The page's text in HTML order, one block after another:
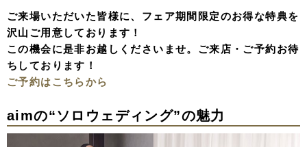
ご来場いただいた皆様に、フェア期間限定のお得な特典を
沢山ご用意しております！
この機会に是非お越しくださいませ。ご来店・ご予約お待
ちしております！
ご予約はこちらから
aimの“ソロウェディング”の魅力